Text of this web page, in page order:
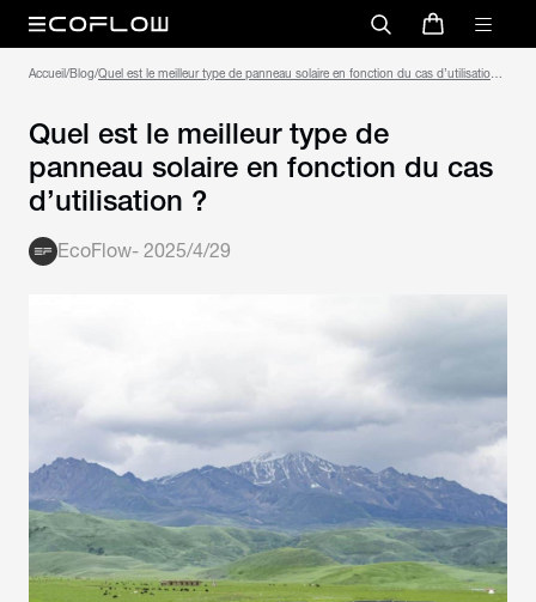
Accueil/Blog/Quel est le meilleur type de panneau solaire en fonction du cas d’utilisation
Quel est le meilleur type de
panneau solaire en fonction du cas
d’utilisation ?
EcoFlow- 2025/4/29